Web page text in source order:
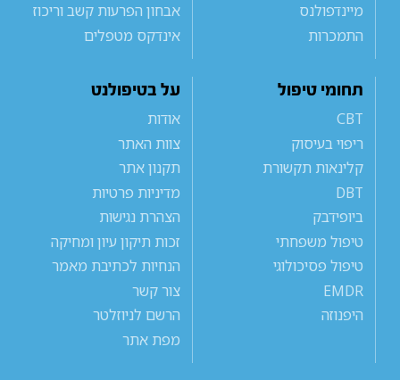
מיינדפולנס
התמכרות
אבחון הפרעות קשב וריכוז
אינדקס מטפלים
תחומי טיפול
CBT
ריפוי בעיסוק
קלינאות תקשורת
DBT
ביופידבק
טיפול משפחתי
טיפול פסיכולוגי
EMDR
היפנוזה
על בטיפולנט
אודות
צוות האתר
תקנון אתר
מדיניות פרטיות
הצהרת נגישות
זכות תיקון עיון ומחיקה
הנחיות לכתיבת מאמר
צור קשר
הרשם לניוזלטר
מפת אתר